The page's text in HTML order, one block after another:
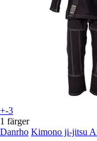
+-3
1 färger
Danrho Kimono ji-jitsu